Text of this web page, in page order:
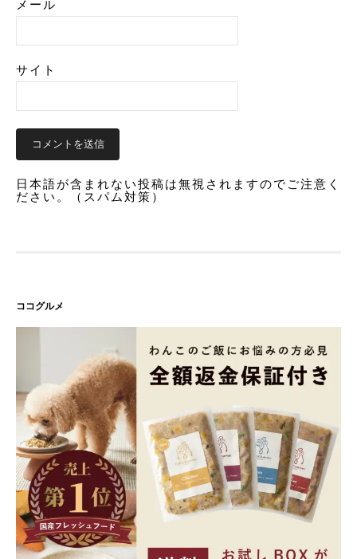
メール
サイト
日本語が含まれない投稿は無視されますのでご注意く
ださい。（スパム対策）
ココグルメ